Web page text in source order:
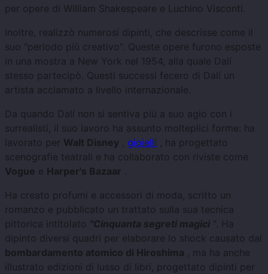
per opere di William Shakespeare e Luchino Visconti.
Inoltre, realizzò numerosi dipinti, che descrisse come il
suo "periodo più creativo". Queste opere furono esposte
in una mostra a New York nel 1954, alla quale Dalí
stesso partecipò. Questi successi fecero di Dalí un
artista acclamato a livello internazionale.
Da quando Dalí non si sentiva più a suo agio con i
surrealisti, il suo lavoro ha assunto molteplici forme: ha
lavorato per Walt Disney , gioielli , ha progettato
scenografie teatrali e ha collaborato con riviste come
Vogue e Harper's Bazaar .
Ha creato profumi e accessori di moda, scritto un
romanzo e pubblicato un trattato sulla sua tecnica
pittorica intitolato "Cinquanta segreti magici ". Ha
dipinto diversi quadri per elaborare lo shock causato dal
bombardamento atomico di Hiroshima , ma ha anche
illustrato edizioni di lusso di libri, progettato dipinti per